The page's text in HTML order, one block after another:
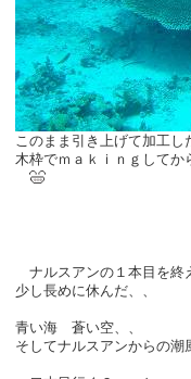
このまま引き上げて加工
木枠でｍａｋｉｎｇしてか
ナルスアンの１本目を終
少し長めに休んだ、、
青い海 蒼い空、、
そしてナルスアンからの潮